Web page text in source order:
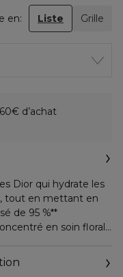
en: Liste Grille
d’achat
Dior qui hydrate les
tout en mettant en
de 95 %**
en soin floral
couleur des lèvres ou